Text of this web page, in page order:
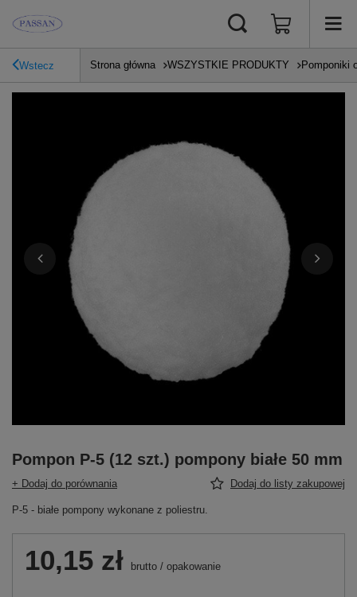
Wstecz Strona główna WSZYSTKIE PRODUKTY Pomponiki
Pompon P-5 (12 szt.) pompony białe 50 mm
+ Dodaj do porównania Dodaj do listy zakupowej
P-5 - białe pompony wykonane z poliestru.
10,15 zł brutto / opakowanie